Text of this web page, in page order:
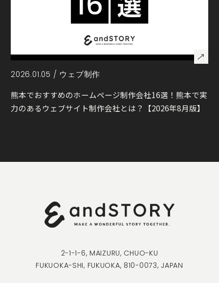
2026.01.05 / ウェブ制作
熊本でおすすめのホームページ制作会社16選！熊本で実
力のあるウェブサイト制作会社とは？【2026年8月版】
2-1-1-6, MAIZURU, CHUO-KU
FUKUOKA-SHI, FUKUOKA, 810-0073, JAPAN